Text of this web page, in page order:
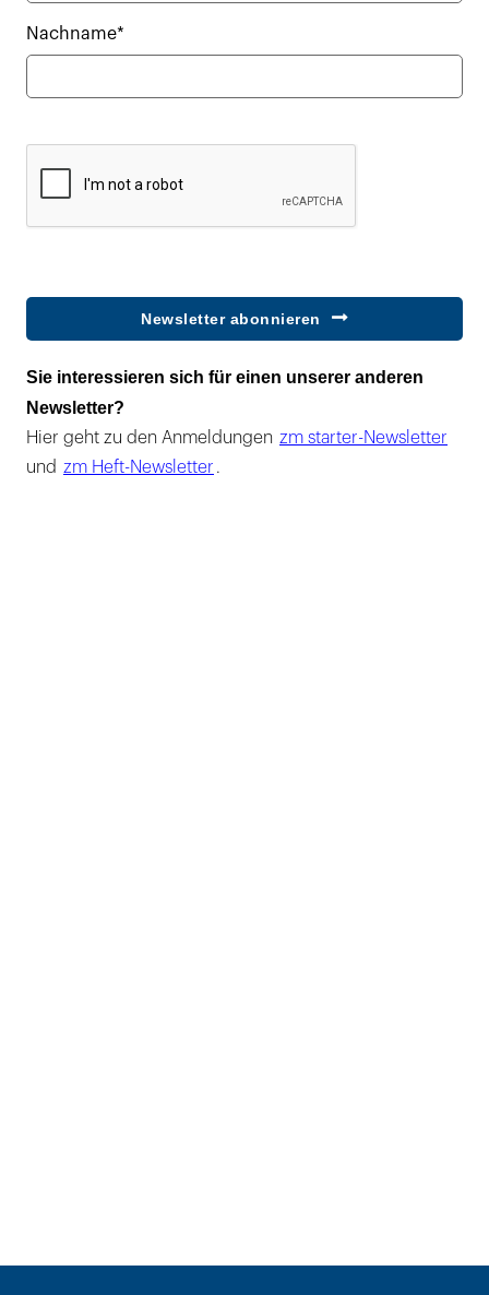
Nachname*
Newsletter abonnieren
Sie interessieren sich für einen unserer anderen
Newsletter?
Hier geht zu den Anmeldungen zm starter-Newsletter
und zm Heft-Newsletter .